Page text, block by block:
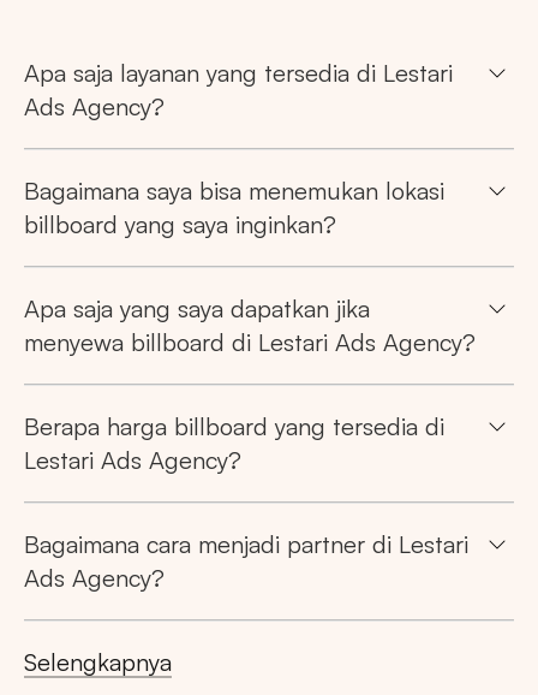
Apa saja layanan yang tersedia di Lestari
Ads Agency?
Bagaimana saya bisa menemukan lokasi
billboard yang saya inginkan?
Apa saja yang saya dapatkan jika
menyewa billboard di Lestari Ads Agency?
Berapa harga billboard yang tersedia di
Lestari Ads Agency?
Bagaimana cara menjadi partner di Lestari
Ads Agency?
Selengkapnya